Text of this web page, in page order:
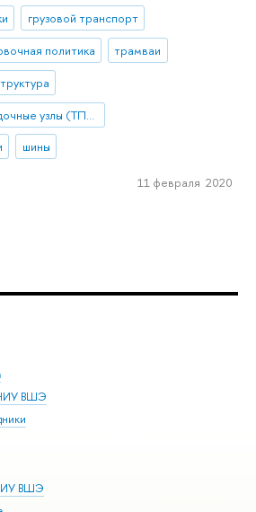
грузовой транспорт
политика
трамваи
шины
11 февраля 2020
НИУ ВШЭ
ВШЭ